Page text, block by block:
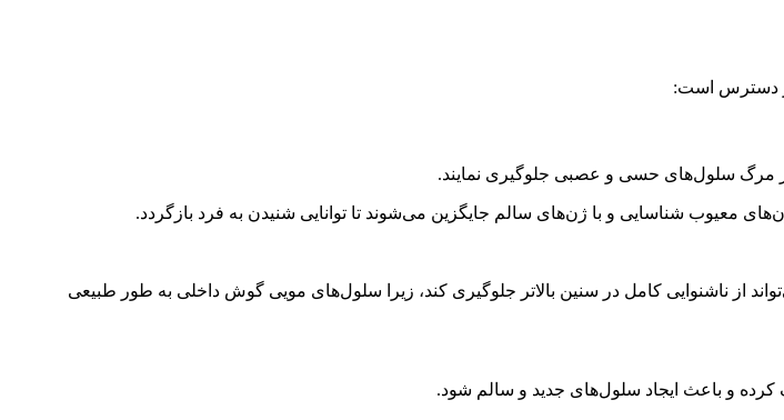
در دسترس است:
مرگ سلول‌های حسی و عصبی جلوگیری نمایند.
معیوب شناسایی و با ژن‌های سالم جایگزین می‌شوند تا توانایی شنیدن به فرد بازگردد.
ناشنوایی کامل در سنین بالاتر جلوگیری کند، زیرا سلول‌های مویی گوش داخلی به طور طبیعی